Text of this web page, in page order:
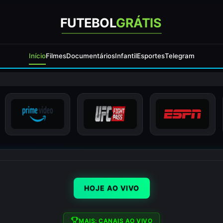
FUTEBOLGRÁTIS
InícioFilmesDocumentáriosInfantilEsportesTelegram
HOJE AO VIVO
MAIS: CANAIS AO VIVO